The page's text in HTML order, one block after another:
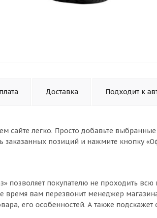
Доставка Подходит к
сайте легко. Просто добавьте
заказанных позиций и нажмите кнопку
позволяет покупателю не проходить
время вам перезвонит менеджер
его особенностей. А также